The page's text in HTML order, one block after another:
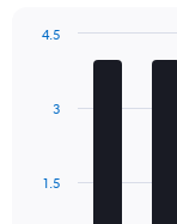
displaying
and
The
1.5
3
4.5